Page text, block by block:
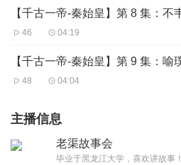
46 04:19
48 04:04
主播信息
老渠故事会
毕业于黑龙江大学，喜欢讲故事！